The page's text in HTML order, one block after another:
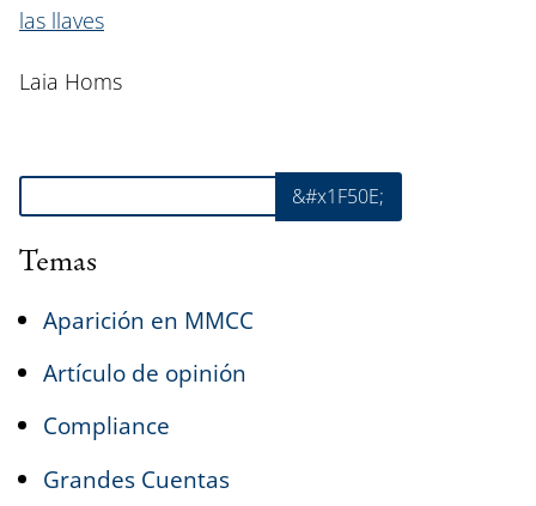
las llaves
Laia Homs
Buscar &#x1F50E;
Temas
Aparición en MMCC
Artículo de opinión
Compliance
Grandes Cuentas